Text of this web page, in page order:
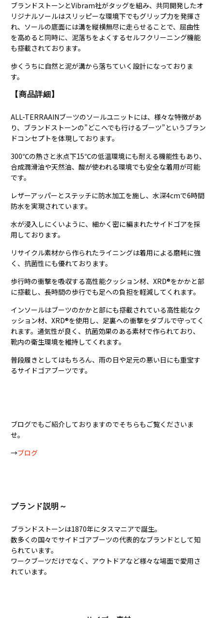
ブランドストーンとVibram社がタッグを組み、共同開発したオ
リジナルソールはスリッピーな環境下でもグリップ力を発揮さ
れ、ソールの底面には溝を縦横無尽に走らせることで、屈曲性
を高めると同時に、泥落ちをよくするセルフクリーニング機能
も搭載されております。
歩くうちに自然と泥が溝から落ちていく設計になっておりま
す。
【商品詳細】
ALL-TERRAAINブーツのソールユニットには、様々な特徴があ
り、ブランドストーンの”どこへでも行けるブーツ”というブラン
ドコンセプトを体現しております。
300℃の熱さと氷点下15℃の低温環境にも耐える機能性もあり、
合成潤滑油や天然油、酸が使われる環境でも安全な着用が可能
です。
レザーアッパーとステッチに防水加工を施し、水深4cmで6時間
防水を実現されています。
水が浸入しにくいように、細かく密に編まれたサイドゴアを採
用しております。
リサイクル素材から作られたライニングは着用による磨耗に強
く、抗菌性にも優れております。
歩行時の衝撃を吸収する高性能クッション材、XRD®をかかと部
に搭載し、長時間の歩行でも足への負担を軽減してくれます。
インソールはブーツのかかと部にも搭載されている高性能なク
ッション材、XRD®を使用し、足裏への衝撃をダブルで守ってく
れます。通気性が良く、抗菌効果のある素材で作られており、
靴内の衛生環境を維持してくれます。
普段履きとしてはもちろん、雨の日や足元の悪い日にも重宝す
るサイドゴアブーツです。
ブログでもご紹介しておりますのでそちらもご覧くださいま
せ。
→ブログ
ブランド説明～
ブランドストーンは1870年にタスマニアで誕生。
数多くの国々でサイドゴアブーツの代表的なブランドとして知
られています。
ワークブーツだけでなく、アウトドアなど様々な場面で愛用さ
れています。